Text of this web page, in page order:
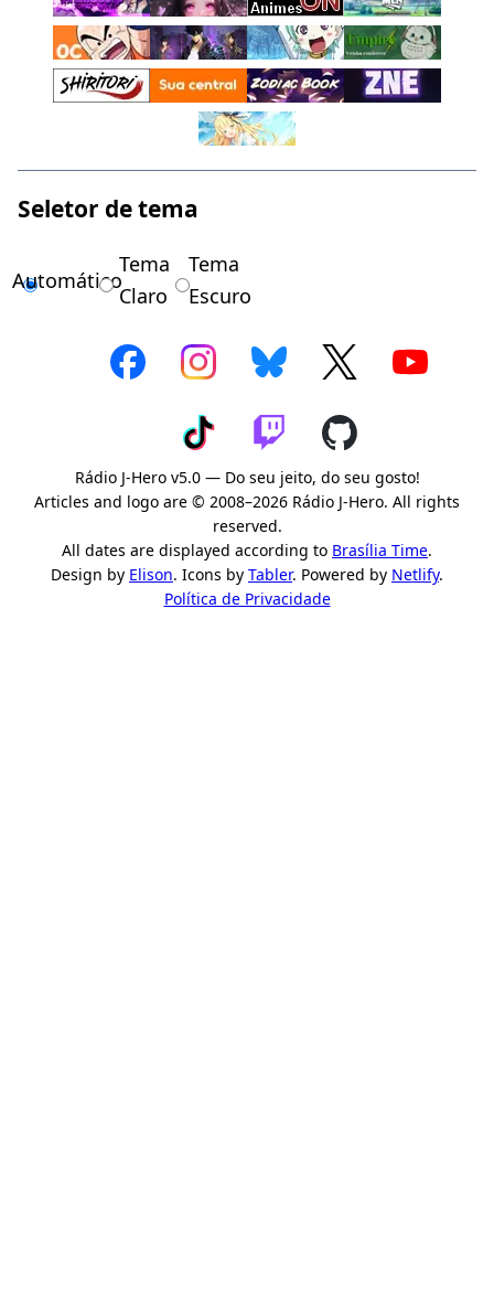
Seletor de tema
Automático
Tema
Claro
Tema
Escuro
Rádio J-Hero v5.0 — Do seu jeito, do seu gosto!
Articles and logo are © 2008–2026 Rádio J-Hero. All rights
reserved.
All dates are displayed according to Brasília Time.
Design by Elison. Icons by Tabler. Powered by Netlify.
Política de Privacidade